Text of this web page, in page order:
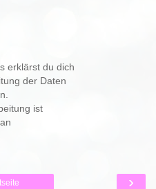
erklärst du dich
der Daten
ist
›